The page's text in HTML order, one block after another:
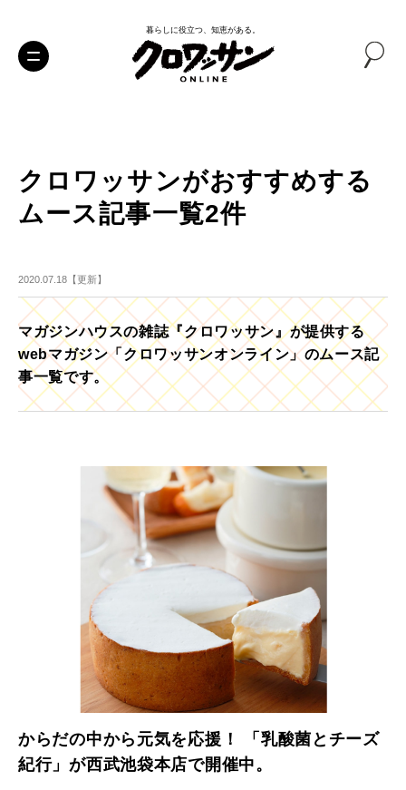
暮らしに役立つ、知恵がある。
クロワッサンがおすすめする
ムース記事一覧2件
2020.07.18【更新】
マガジンハウスの雑誌『クロワッサン』が提供する
webマガジン「クロワッサンオンライン」のムース記
事一覧です。
からだの中から元気を応援！ 「乳酸菌とチーズ
紀行」が西武池袋本店で開催中。